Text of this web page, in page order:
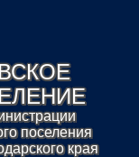
поселения
края